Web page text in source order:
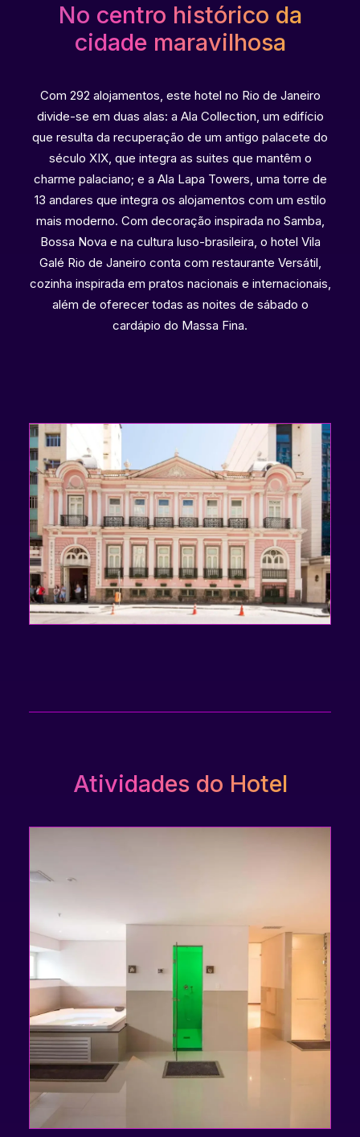
No centro histórico da
cidade maravilhosa
Com 292 alojamentos, este hotel no Rio de Janeiro
divide-se em duas alas: a Ala Collection, um edifício
que resulta da recuperação de um antigo palacete do
século XIX, que integra as suites que mantêm o
charme palaciano; e a Ala Lapa Towers, uma torre de
13 andares que integra os alojamentos com um estilo
mais moderno. Com decoração inspirada no Samba,
Bossa Nova e na cultura luso-brasileira, o hotel Vila
Galé Rio de Janeiro conta com restaurante Versátil,
cozinha inspirada em pratos nacionais e internacionais,
além de oferecer todas as noites de sábado o
cardápio do Massa Fina.
Atividades do Hotel